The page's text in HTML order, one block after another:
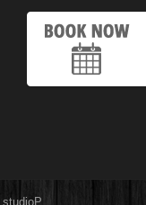
studioP